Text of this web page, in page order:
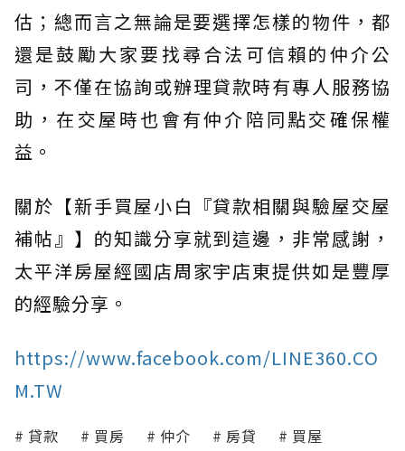
估；總而言之無論是要選擇怎樣的物件，都
還是鼓勵大家要找尋合法可信賴的仲介公
司，不僅在協詢或辦理貸款時有專人服務協
助，在交屋時也會有仲介陪同點交確保權
益。
關於【新手買屋小白『貸款相關與驗屋交屋
補帖』】的知識分享就到這邊，非常感謝，
太平洋房屋經國店周家宇店東提供如是豐厚
的經驗分享。
https://www.facebook.com/LINE360.CO
M.TW
貸款 買房 仲介 房貸 買屋